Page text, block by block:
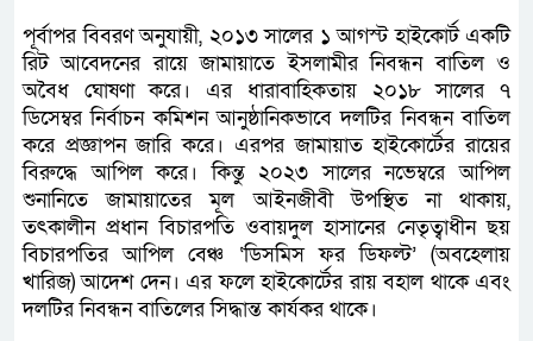
পূর্বাপর বিবরণ অনুযায়ী, ২০১৩ সালের ১ আগস্ট হাইকোর্ট একটি
রিট আবেদনের রায়ে জামায়াতে ইসলামীর নিবন্ধন বাতিল ও
অবৈধ ঘোষণা করে। এর ধারাবাহিকতায় ২০১৮ সালের ৭
ডিসেম্বর নির্বাচন কমিশন আনুষ্ঠানিকভাবে দলটির নিবন্ধন বাতিল
করে প্রজ্ঞাপন জারি করে। এরপর জামায়াত হাইকোর্টের রায়ের
বিরুদ্ধে আপিল করে। কিন্তু ২০২৩ সালের নভেম্বরে আপিল
শুনানিতে জামায়াতের মূল আইনজীবী উপস্থিত না থাকায়,
তৎকালীন প্রধান বিচারপতি ওবায়দুল হাসানের নেতৃত্বাধীন ছয়
বিচারপতির আপিল বেঞ্চ ‘ডিসমিস ফর ডিফল্ট’ (অবহেলায়
খারিজ) আদেশ দেন। এর ফলে হাইকোর্টের রায় বহাল থাকে এবং
দলটির নিবন্ধন বাতিলের সিদ্ধান্ত কার্যকর থাকে।